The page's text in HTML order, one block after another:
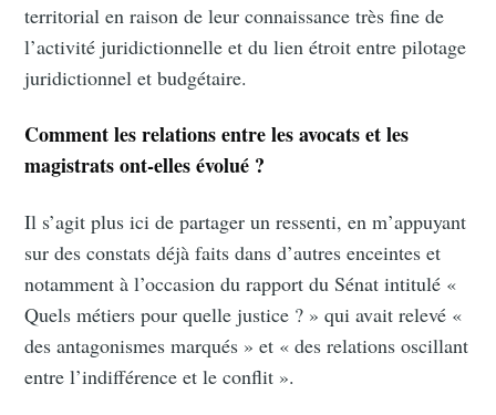
territorial en raison de leur connaissance très fine de
l’activité juridictionnelle et du lien étroit entre pilotage
juridictionnel et budgétaire.
Comment les relations entre les avocats et les
magistrats ont-elles évolué ?
Il s’agit plus ici de partager un ressenti, en m’appuyant
sur des constats déjà faits dans d’autres enceintes et
notamment à l’occasion du rapport du Sénat intitulé «
Quels métiers pour quelle justice ? » qui avait relevé «
des antagonismes marqués » et « des relations oscillant
entre l’indifférence et le conflit ».